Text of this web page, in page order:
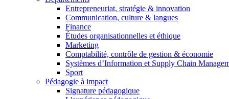
Entrepreneuriat, stratégie & innovation
Communication, culture & langues
Finance
Études organisationnelles et éthique
Marketing
Comptabilité, contrôle de gestion & économie
Systèmes d’Information et Supply Chain
Sport
Pédagogie à impact
Signature pédagogique